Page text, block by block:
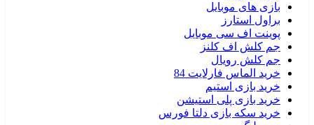
بازی های موبایل
براول استارز
پوینت اف سی موبایل
جم کلش اف کلنز
جم کلش رویال
خرید الماس فارلایت 84
خرید بازی استیم
خرید بازی پلی استیشن
خرید سکه بازی دلتا فورس